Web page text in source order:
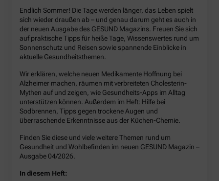
Endlich Sommer! Die Tage werden länger, das Leben spielt
sich wieder draußen ab – und genau darum geht es auch in
der neuen Ausgabe des GESUND Magazins. Freuen Sie sich
auf praktische Tipps für heiße Tage, Wissenswertes rund um
Sonnenschutz und Reisen sowie spannende Einblicke in
aktuelle Gesundheitsthemen.
Wir erklären, welche neuen Medikamente Hoffnung bei
Alzheimer machen, räumen mit verbreiteten Cholesterin-
Mythen auf und zeigen, wie Gesundheits-Apps im Alltag
unterstützen können. Außerdem im Heft: Hilfe bei
Sodbrennen, Tipps gegen trockene Augen und
überraschende Erkenntnisse aus der Küchen-Chemie.
Finden Sie diese und viele weitere Themen rund um
Gesundheit und Wohlbefinden im neuen GESUND Magazin –
Ausgabe 04/2026.
In diesem Heft: